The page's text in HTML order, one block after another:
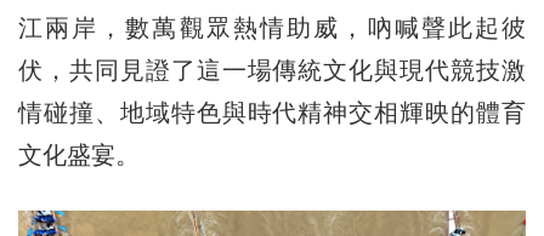
江兩岸，數萬觀眾熱情助威，吶喊聲此起彼
伏，共同見證了這一場傳統文化與現代競技激
情碰撞、地域特色與時代精神交相輝映的體育
文化盛宴。